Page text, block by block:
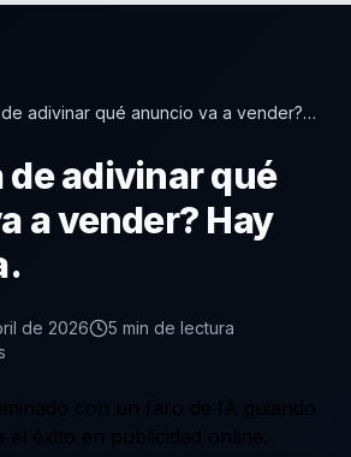
de adivinar qué anuncio va a vender?
de adivinar qué
a vender? Hay
de 2026 5 min de lectura